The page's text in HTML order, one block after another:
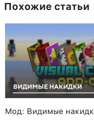
Похожие статьи
Мод: Видимые накидк